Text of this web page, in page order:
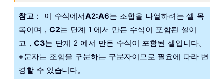
참고 ： 이 수식에서A2:A6는 조합을 나열하려는 셀 목
록이며， C2는 단계 1 에서 만든 수식이 포함된 셀이
고， C3는 단계 2 에서 만든 수식이 포함된 셀입니다。
+문자는 조합을 구분하는 구분자이므로 필요에 따라 변
경할 수 있습니다。